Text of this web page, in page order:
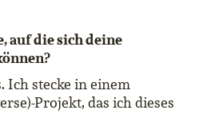
auf die sich deine
Ich stecke in einem
Projekt, das ich dieses